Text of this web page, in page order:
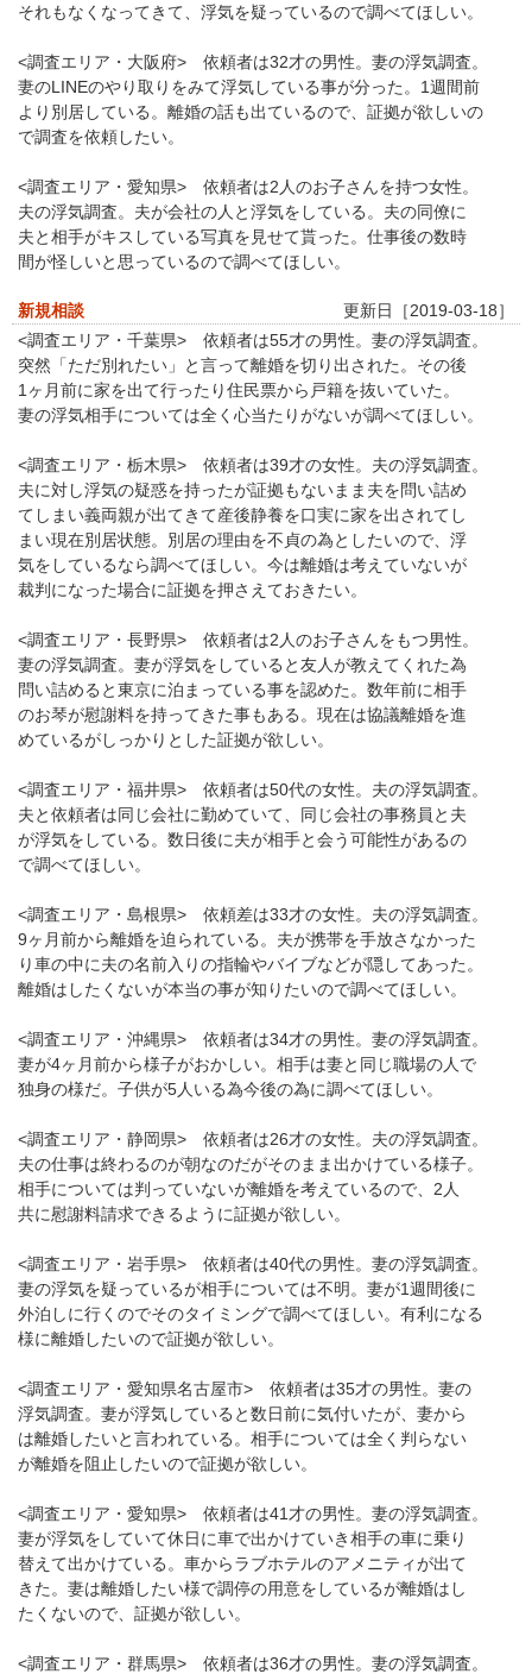
それもなくなってきて、浮気を疑っているので調べてほしい。
<調査エリア・大阪府> 依頼者は32才の男性。妻の浮気調査。
妻のLINEのやり取りをみて浮気している事が分った。1週間前
より別居している。離婚の話も出ているので、証拠が欲しいの
で調査を依頼したい。
<調査エリア・愛知県> 依頼者は2人のお子さんを持つ女性。
夫の浮気調査。夫が会社の人と浮気をしている。夫の同僚に
夫と相手がキスしている写真を見せて貰った。仕事後の数時
間が怪しいと思っているので調べてほしい。
新規相談
更新日［2019-03-18］
<調査エリア・千葉県> 依頼者は55才の男性。妻の浮気調査。
突然「ただ別れたい」と言って離婚を切り出された。その後
1ヶ月前に家を出て行ったり住民票から戸籍を抜いていた。
妻の浮気相手については全く心当たりがないが調べてほしい。
<調査エリア・栃木県> 依頼者は39才の女性。夫の浮気調査。
夫に対し浮気の疑惑を持ったが証拠もないまま夫を問い詰め
てしまい義両親が出てきて産後静養を口実に家を出されてし
まい現在別居状態。別居の理由を不貞の為としたいので、浮
気をしているなら調べてほしい。今は離婚は考えていないが
裁判になった場合に証拠を押さえておきたい。
<調査エリア・長野県> 依頼者は2人のお子さんをもつ男性。
妻の浮気調査。妻が浮気をしていると友人が教えてくれた為
問い詰めると東京に泊まっている事を認めた。数年前に相手
のお琴が慰謝料を持ってきた事もある。現在は協議離婚を進
めているがしっかりとした証拠が欲しい。
<調査エリア・福井県> 依頼者は50代の女性。夫の浮気調査。
夫と依頼者は同じ会社に勤めていて、同じ会社の事務員と夫
が浮気をしている。数日後に夫が相手と会う可能性があるの
で調べてほしい。
<調査エリア・島根県> 依頼差は33才の女性。夫の浮気調査。
9ヶ月前から離婚を迫られている。夫が携帯を手放さなかった
り車の中に夫の名前入りの指輪やバイブなどが隠してあった。
離婚はしたくないが本当の事が知りたいので調べてほしい。
<調査エリア・沖縄県> 依頼者は34才の男性。妻の浮気調査。
妻が4ヶ月前から様子がおかしい。相手は妻と同じ職場の人で
独身の様だ。子供が5人いる為今後の為に調べてほしい。
<調査エリア・静岡県> 依頼者は26才の女性。夫の浮気調査。
夫の仕事は終わるのが朝なのだがそのまま出かけている様子。
相手については判っていないが離婚を考えているので、2人
共に慰謝料請求できるように証拠が欲しい。
<調査エリア・岩手県> 依頼者は40代の男性。妻の浮気調査。
妻の浮気を疑っているが相手については不明。妻が1週間後に
外泊しに行くのでそのタイミングで調べてほしい。有利になる
様に離婚したいので証拠が欲しい。
<調査エリア・愛知県名古屋市> 依頼者は35才の男性。妻の
浮気調査。妻が浮気していると数日前に気付いたが、妻から
は離婚したいと言われている。相手については全く判らない
が離婚を阻止したいので証拠が欲しい。
<調査エリア・愛知県> 依頼者は41才の男性。妻の浮気調査。
妻が浮気をしていて休日に車で出かけていき相手の車に乗り
替えて出かけている。車からラブホテルのアメニティが出て
きた。妻は離婚したい様で調停の用意をしているが離婚はし
たくないので、証拠が欲しい。
<調査エリア・群馬県> 依頼者は36才の男性。妻の浮気調査。